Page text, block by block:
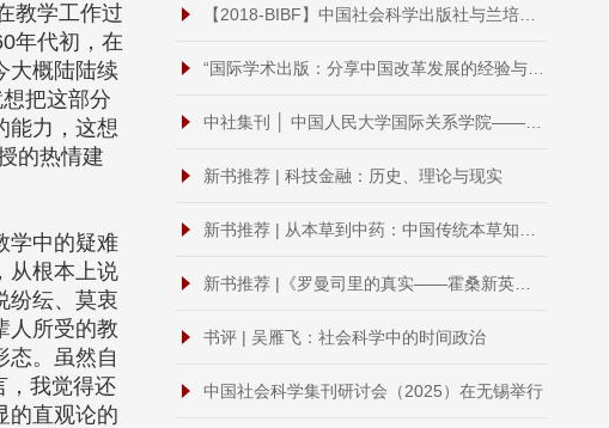
教学工作过
年代初，在
大概陆陆续
把这部分
能力，这想
的热情建
学中的疑难
从根本上说
纷纭、莫衷
人所受的教
态。虽然自
，我觉得还
的直观论的
新书推荐 | 科技金融：历史、理论与现实
书评 | 吴雁飞：社会科学中的时间政治
中国社会科学集刊研讨会（2025）在无锡举行